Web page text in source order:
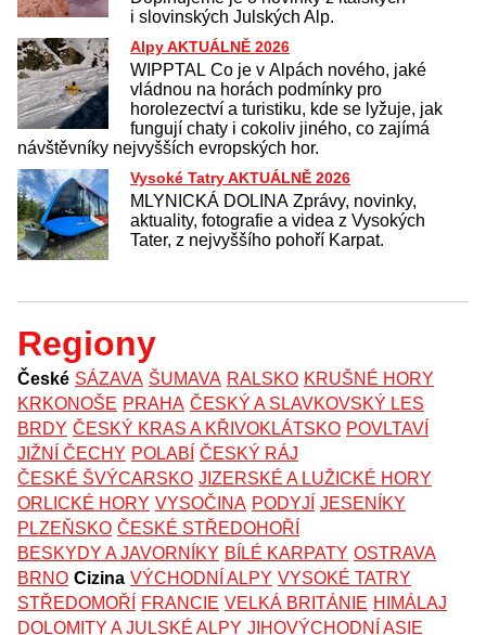
i slovinských Julských Alp.
Alpy AKTUÁLNĚ 2026
WIPPTAL Co je v Alpách nového, jaké
vládnou na horách podmínky pro
horolezectví a turistiku, kde se lyžuje, jak
fungují chaty i cokoliv jiného, co zajímá
návštěvníky nejvyšších evropských hor.
Vysoké Tatry AKTUÁLNĚ 2026
MLYNICKÁ DOLINA Zprávy, novinky,
aktuality, fotografie a videa z Vysokých
Tater, z nejvyššího pohoří Karpat.
Regiony
České SÁZAVA ŠUMAVA RALSKO KRUŠNÉ HORY
KRKONOŠE PRAHA ČESKÝ A SLAVKOVSKÝ LES
BRDY ČESKÝ KRAS A KŘIVOKLÁTSKO POVLTAVÍ
JIŽNÍ ČECHY POLABÍ ČESKÝ RÁJ
ČESKÉ ŠVÝCARSKO JIZERSKÉ A LUŽICKÉ HORY
ORLICKÉ HORY VYSOČINA PODYJÍ JESENÍKY
PLZEŇSKO ČESKÉ STŘEDOHOŘÍ
BESKYDY A JAVORNÍKY BÍLÉ KARPATY OSTRAVA
BRNO Cizina VÝCHODNÍ ALPY VYSOKÉ TATRY
STŘEDOMOŘÍ
FRANCIE VELKÁ BRITÁNIE HIMÁLAJ
DOLOMITY A JULSKÉ ALPY JIHOVÝCHODNÍ ASIE